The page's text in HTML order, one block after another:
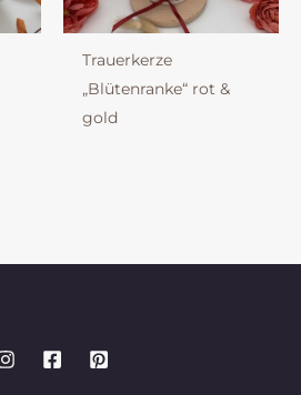
Trauerkerze
„Blütenranke“ rot &
gold